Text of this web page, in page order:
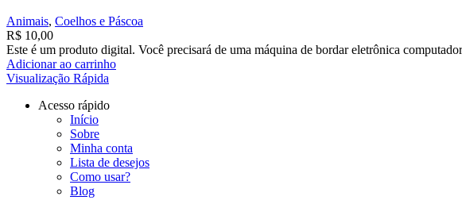
Animais, Coelhos e Páscoa
R$ 10,00
Este é um produto digital. Você precisará de uma máquina de bordar eletrônica
Adicionar ao carrinho
Visualização Rápida
Acesso rápido
Início
Sobre
Minha conta
Lista de desejos
Como usar?
Blog